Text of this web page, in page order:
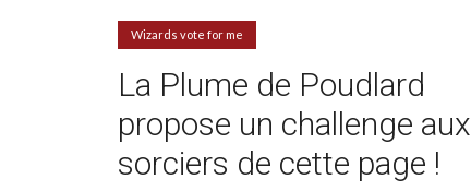
Wizards vote for me
La Plume de Poudlard
propose un challenge aux
sorciers de cette page !